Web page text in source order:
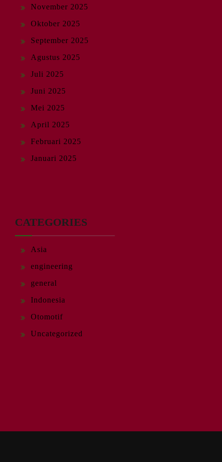
November 2025
Oktober 2025
September 2025
Agustus 2025
Juli 2025
Juni 2025
Mei 2025
April 2025
Februari 2025
Januari 2025
CATEGORIES
Asia
engineering
general
Indonesia
Otomotif
Uncategorized